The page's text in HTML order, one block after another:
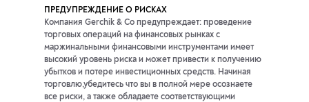
ПРЕДУПРЕЖДЕНИЕ О РИСКАХ
Компания Gerchik & Co предупреждает: проведение
торговых операций на финансовых рынках с
маржинальными финансовыми инструментами имеет
высокий уровень риска и может привести к получению
убытков и потере инвестиционных средств. Начиная
торговлю,убедитесь что вы в полной мере осознаете
все риски, а также обладаете соответствующими